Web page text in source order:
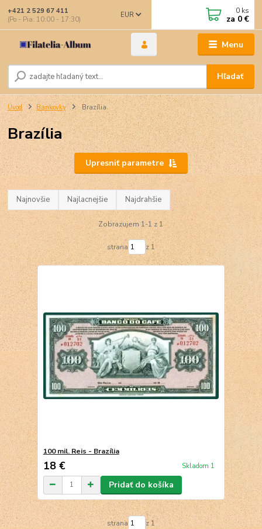
Menu
EUR
Hľadať
+421 2 529 67 411
(Po - Pia: 10:00 - 17:30)
0 ks
za 0 €
Úvod Bankovky Brazília
Brazília
Upresniť parametre
Najnovšie Najlacnejšie Najdrahšie
Zobrazujem 1-1 z 1
strana z 1
100 mil. Reis - Brazília
18 € Skladom 1
Pridať do košíka
strana z 1